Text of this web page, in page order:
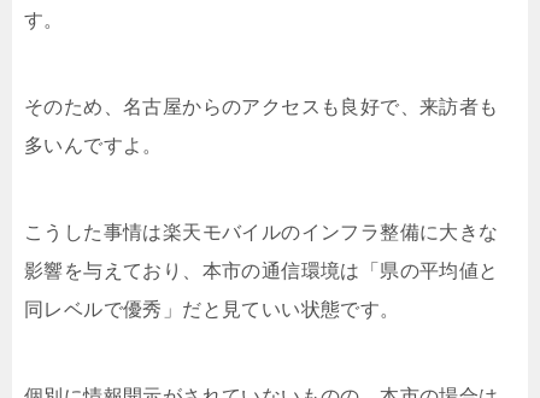
す。
そのため、名古屋からのアクセスも良好で、来訪者も
多いんですよ。
こうした事情は楽天モバイルのインフラ整備に大きな
影響を与えており、本市の通信環境は「県の平均値と
同レベルで優秀」だと見ていい状態です。